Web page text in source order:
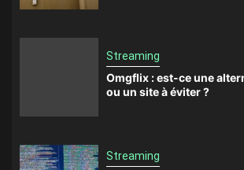
Streaming
Omgflix : est-ce une
ou un site à éviter ?
Streaming